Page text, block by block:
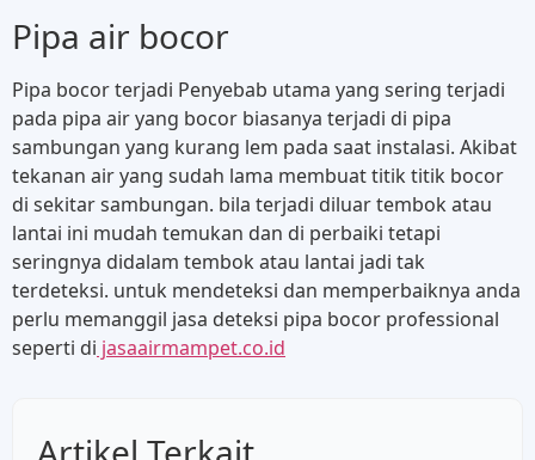
Pipa air bocor
Pipa bocor terjadi Penyebab utama yang sering terjadi
pada pipa air yang bocor biasanya terjadi di pipa
sambungan yang kurang lem pada saat instalasi. Akibat
tekanan air yang sudah lama membuat titik titik bocor
di sekitar sambungan. bila terjadi diluar tembok atau
lantai ini mudah temukan dan di perbaiki tetapi
seringnya didalam tembok atau lantai jadi tak
terdeteksi. untuk mendeteksi dan memperbaiknya anda
perlu memanggil jasa deteksi pipa bocor professional
seperti di jasaairmampet.co.id